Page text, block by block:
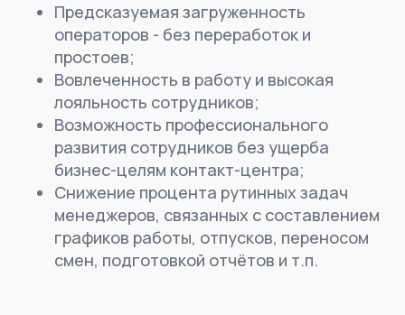
Предсказуемая загруженность
операторов - без переработок и
простоев;
Вовлеченность в работу и высокая
лояльность сотрудников;
Возможность профессионального
развития сотрудников без ущерба
бизнес-целям контакт-центра;
Снижение процента рутинных задач
менеджеров, связанных с составлением
графиков работы, отпусков, переносом
смен, подготовкой отчётов и т.п.